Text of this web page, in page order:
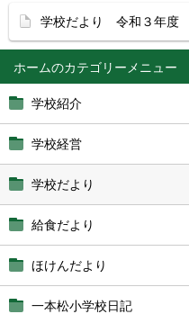
ホーム
学校紹介
学校経営
学校だより
給食だより
ほけんだより
一本松小学校日記
学校だより 令和３年度